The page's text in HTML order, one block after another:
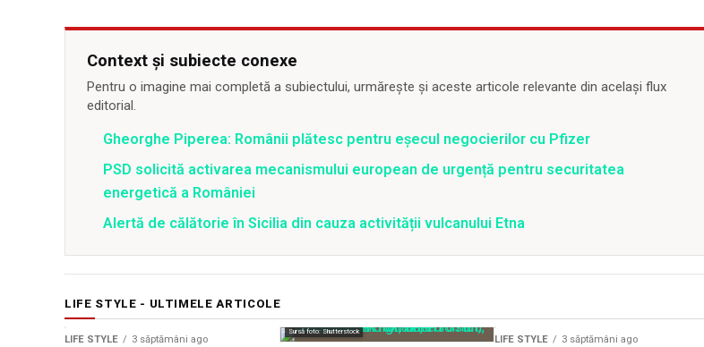
Context și subiecte conexe
Pentru o imagine mai completă a subiectului, urmărește și aceste articole relevante din același flux
editorial.
Gheorghe Piperea: Românii plătesc pentru eșecul negocierilor cu Pfizer
PSD solicită activarea mecanismului european de urgență pentru securitatea
energetică a României
Alertă de călătorie în Sicilia din cauza activității vulcanului Etna
LIFE STYLE - ULTIMELE ARTICOLE
LIFE STYLE 3 săptămâni ago
Sursă foto: Shutterstock
LIFE STYLE 3 săptămâni ago